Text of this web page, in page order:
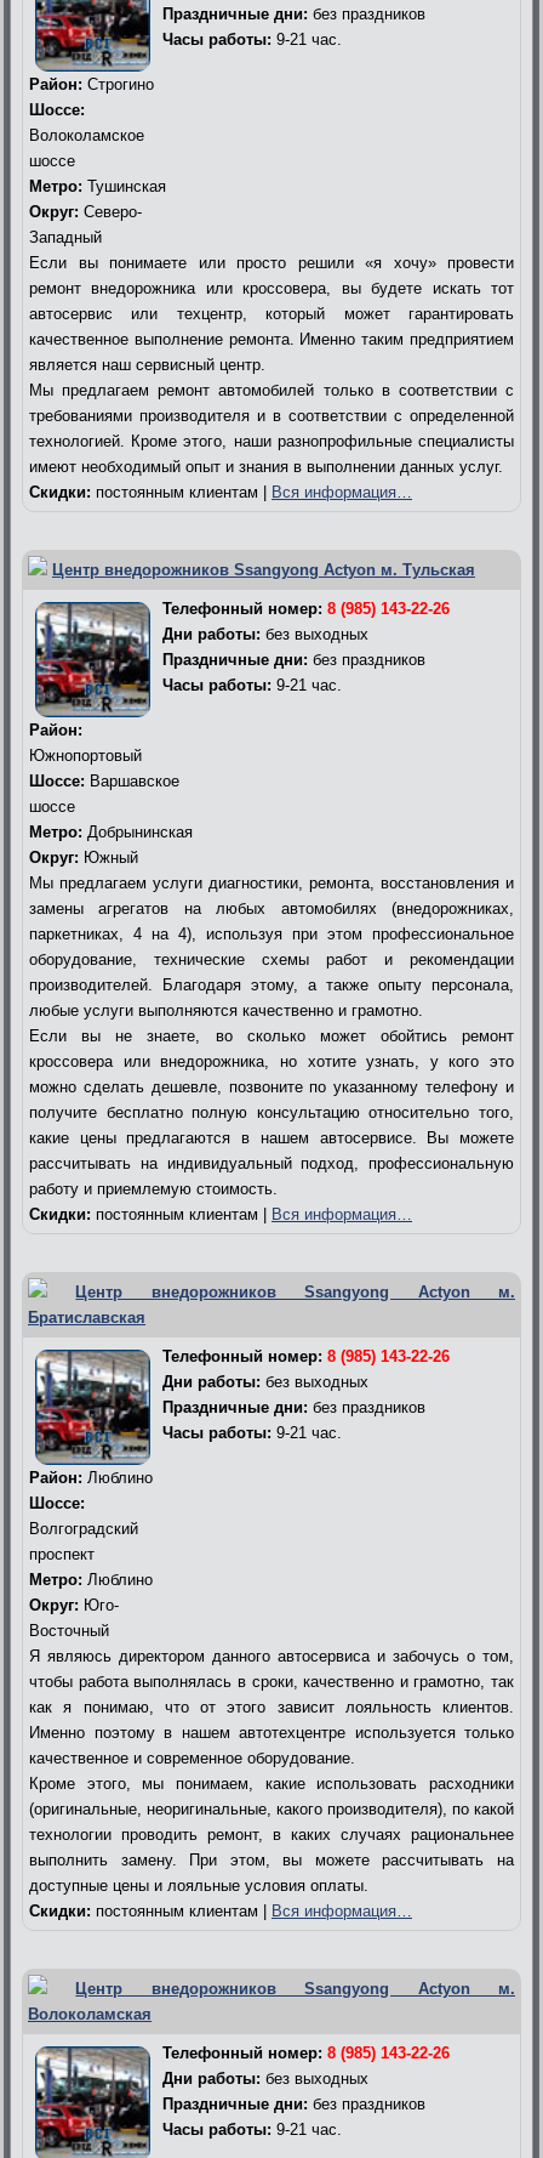
Праздничные дни: без праздников
Часы работы: 9-21 час.
Район: Строгино
Шоссе:
Волоколамское
шоссе
Метро: Тушинская
Округ: Северо-
Западный
Если вы понимаете или просто решили «я хочу» провести
ремонт внедорожника или кроссовера, вы будете искать тот
автосервис или техцентр, который может гарантировать
качественное выполнение ремонта. Именно таким предприятием
является наш сервисный центр.
Мы предлагаем ремонт автомобилей только в соответствии с
требованиями производителя и в соответствии с определенной
технологией. Кроме этого, наши разнопрофильные специалисты
имеют необходимый опыт и знания в выполнении данных услуг.
Скидки: постоянным клиентам | Вся информация…
Центр внедорожников Ssangyong Actyon м. Тульская
Телефонный номер: 8 (985) 143-22-26
Дни работы: без выходных
Праздничные дни: без праздников
Часы работы: 9-21 час.
Район:
Южнопортовый
Шоссе: Варшавское
шоссе
Метро: Добрынинская
Округ: Южный
Мы предлагаем услуги диагностики, ремонта, восстановления и
замены агрегатов на любых автомобилях (внедорожниках,
паркетниках, 4 на 4), используя при этом профессиональное
оборудование, технические схемы работ и рекомендации
производителей. Благодаря этому, а также опыту персонала,
любые услуги выполняются качественно и грамотно.
Если вы не знаете, во сколько может обойтись ремонт
кроссовера или внедорожника, но хотите узнать, у кого это
можно сделать дешевле, позвоните по указанному телефону и
получите бесплатно полную консультацию относительно того,
какие цены предлагаются в нашем автосервисе. Вы можете
рассчитывать на индивидуальный подход, профессиональную
работу и приемлемую стоимость.
Скидки: постоянным клиентам | Вся информация…
Центр внедорожников Ssangyong Actyon м.
Братиславская
Телефонный номер: 8 (985) 143-22-26
Дни работы: без выходных
Праздничные дни: без праздников
Часы работы: 9-21 час.
Район: Люблино
Шоссе:
Волгоградский
проспект
Метро: Люблино
Округ: Юго-
Восточный
Я являюсь директором данного автосервиса и забочусь о том,
чтобы работа выполнялась в сроки, качественно и грамотно, так
как я понимаю, что от этого зависит лояльность клиентов.
Именно поэтому в нашем автотехцентре используется только
качественное и современное оборудование.
Кроме этого, мы понимаем, какие использовать расходники
(оригинальные, неоригинальные, какого производителя), по какой
технологии проводить ремонт, в каких случаях рациональнее
выполнить замену. При этом, вы можете рассчитывать на
доступные цены и лояльные условия оплаты.
Скидки: постоянным клиентам | Вся информация…
Центр внедорожников Ssangyong Actyon м.
Волоколамская
Телефонный номер: 8 (985) 143-22-26
Дни работы: без выходных
Праздничные дни: без праздников
Часы работы: 9-21 час.